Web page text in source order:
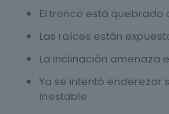
El tronco está quebrado
Las raíces están
La inclinación amenaza
Ya se intentó enderezar
inestable.